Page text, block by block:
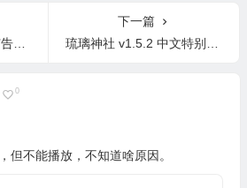
剧
下一篇
琉璃神社 v1.5.2 中文特别版 二次元App神器
0
但不能播放，不知道啥原因。